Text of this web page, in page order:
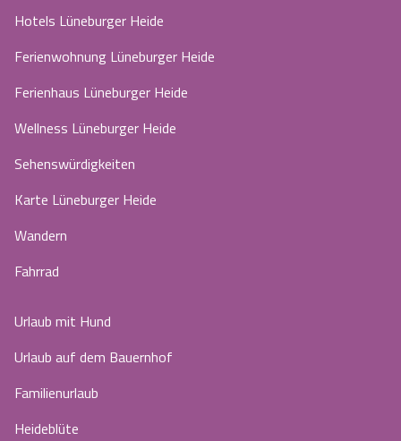
Hotels Lüneburger Heide
Ferienwohnung Lüneburger Heide
Ferienhaus Lüneburger Heide
Wellness Lüneburger Heide
Sehenswürdigkeiten
Karte Lüneburger Heide
Wandern
Fahrrad
Urlaub mit Hund
Urlaub auf dem Bauernhof
Familienurlaub
Heideblüte